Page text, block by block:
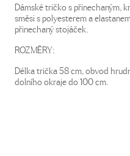
Dámské tričko s přinechaným,
směsi s polyesterem a
přinechaný stojáček.
ROZMĚRY:
Délka trička 58 cm, obvod
dolního okraje do 100 cm.